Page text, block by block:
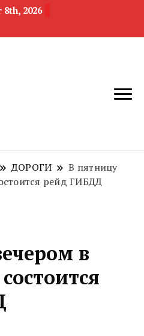
8th, 2026
область
недвижимости
ДОРОГИ
В пятницу
рейд ГИБДД
в